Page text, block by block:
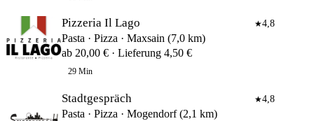
Pizzeria Il Lago ★4,8
Pasta · Pizza · Maxsain (7,0 km)
ab 20,00 € · Lieferung 4,50 €
29 Min
Stadtgespräch ★4,8
Pasta · Pizza · Mogendorf (2,1 km)